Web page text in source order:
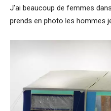
J’ai beaucoup de femmes
prends en photo les hommes